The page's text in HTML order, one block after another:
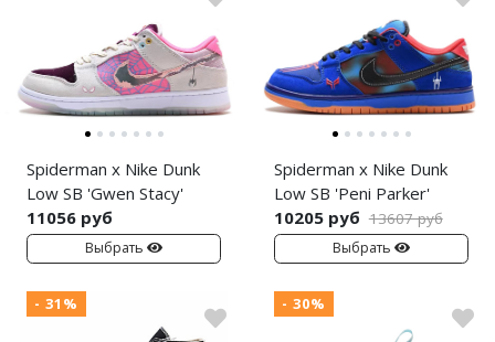
Spiderman x Nike Dunk
Low SB 'Gwen Stacy'
11056 руб
Выбрать
Spiderman x Nike Dunk
Low SB 'Peni Parker'
10205 руб 13607 руб
Выбрать
- 31% - 30%